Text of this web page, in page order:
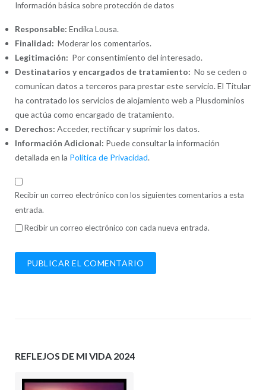
Información básica sobre protección de datos
Responsable: Endika Lousa.
Finalidad: Moderar los comentarios.
Legitimación: Por consentimiento del interesado.
Destinatarios y encargados de tratamiento: No se ceden o
comunican datos a terceros para prestar este servicio. El Titular
ha contratado los servicios de alojamiento web a Plusdominios
que actúa como encargado de tratamiento.
Derechos: Acceder, rectificar y suprimir los datos.
Información Adicional: Puede consultar la información
detallada en la Política de Privacidad.
Recibir un correo electrónico con los siguientes comentarios a esta
entrada.
Recibir un correo electrónico con cada nueva entrada.
REFLEJOS DE MI VIDA 2024